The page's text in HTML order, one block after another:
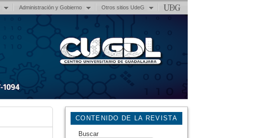
Administración y Gobierno Otros sitios UdeG
CONTENIDO DE LA REVISTA
Buscar